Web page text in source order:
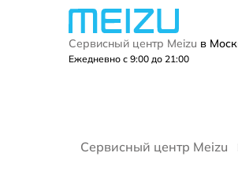
Сервисный центр Meizu в
Ежедневно с 9:00 до 21:00
Сервисный центр Meizu